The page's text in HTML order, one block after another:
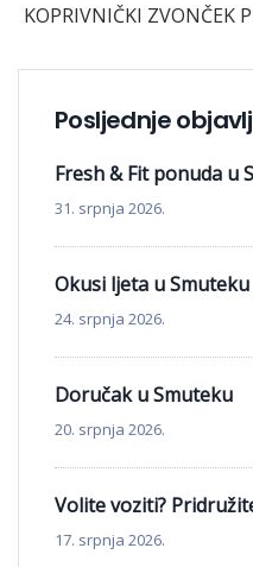
KOPRIVNIČKI ZVONČEK
Posljednje
Fresh & Fit ponuda u
31. srpnja 2026.
Okusi ljeta u Smuteku
24. srpnja 2026.
Doručak u Smuteku
20. srpnja 2026.
Volite voziti?
17. srpnja 2026.